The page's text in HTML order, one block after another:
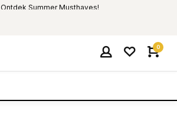
Ontdek Summer Musthaves!
0